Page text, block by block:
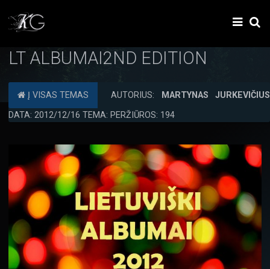
LT ALBUMAI2ND EDITION
Į VISAS TEMAS AUTORIUS:
MARTYNAS JURKEVIČIUS
DATA: 2012/12/16 TEMA: PERŽIŪROS: 194